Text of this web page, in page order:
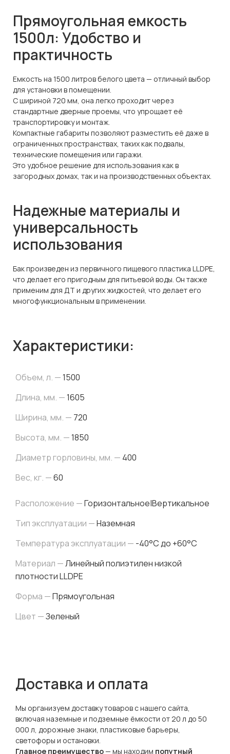
Прямоугольная емкость
1500л: Удобство и
практичность
Емкость на 1500 литров белого цвета — отличный выбор
для установки в помещении.
С шириной 720 мм, она легко проходит через
стандартные дверные проемы, что упрощает её
транспортировку и монтаж.
Компактные габариты позволяют разместить её даже в
ограниченных пространствах, таких как подвалы,
технические помещения или гаражи.
Это удобное решение для использования как в
загородных домах, так и на производственных объектах.
Надежные материалы и
универсальность
использования
Бак произведен из первичного пищевого пластика LLDPE,
что делает его пригодным для питьевой воды. Он также
применим для ДТ и других жидкостей, что делает его
многофункциональным в применении.
Характеристики:
Объем, л. —1500
Длина, мм. —1605
Ширина, мм. — 720
Высота, мм. —1850
Диаметр горловины, мм. — 400
Вес, кг. —60
Расположение —Горизонтальное|Вертикальное
Тип эксплуатации —Наземная
Температура эксплуатации — -40°C до +60°C
Материал —Линейный полиэтилен низкой
плотности LLDPE
Форма —Прямоугольная
Цвет —Зеленый
Доставка и оплата
Мы организуем доставку товаров с нашего сайта,
включая наземные и подземные ёмкости от 20 л до 50
000 л, дорожные знаки, пластиковые барьеры,
светофоры и остановки.
Главное преимущество— мы находим попутный